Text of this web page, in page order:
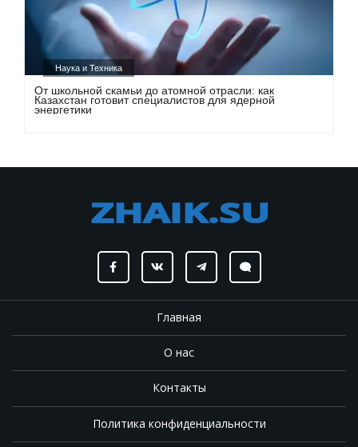
Наука и Техника
От школьной скамьи до атомной отрасли: как
Казахстан готовит специалистов для ядерной
энергетики
Главная
О нас
Контакты
Политика конфиденциальности